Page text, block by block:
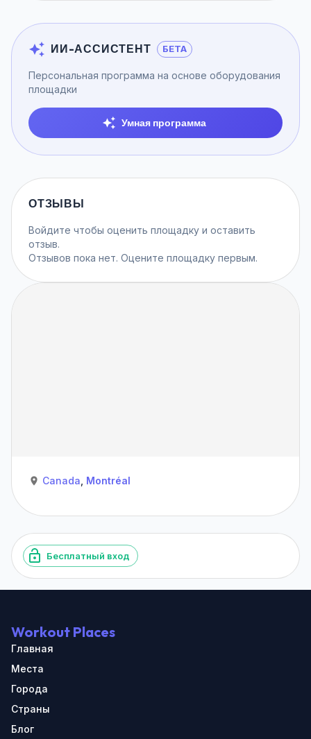
ИИ-АССИСТЕНТ БЕТА
Персональная программа на основе оборудования
площадки
Умная программа
ОТЗЫВЫ
Войдите чтобы оценить площадку и оставить
отзыв.
Отзывов пока нет. Оцените площадку первым.
Canada Montréal
Бесплатный вход
Workout Places
Главная
Места
Города
Страны
Блог